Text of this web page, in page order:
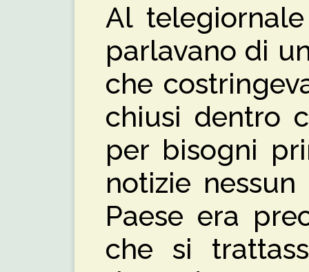
Al telegiornale
parlavano di
che
chiusi dentro
per bisogni
notizie
Paese era
che si